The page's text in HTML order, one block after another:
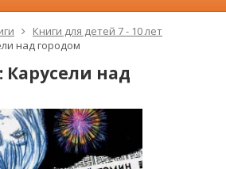
Книги для детей 7 - 10 лет
над городом
над